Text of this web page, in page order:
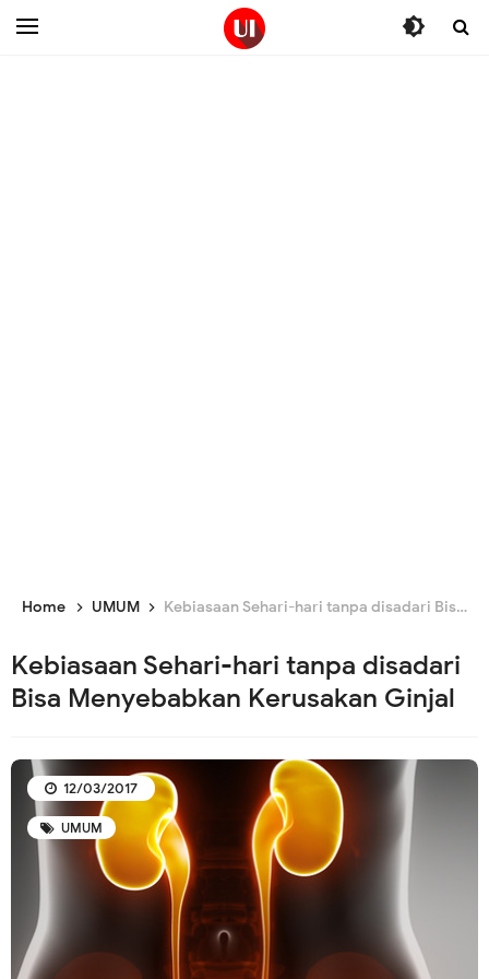
Home UMUM Kebiasaan Sehari-hari tanpa disadari Bisa Menyebabkan Kerusakan Ginjal
Kebiasaan Sehari-hari tanpa disadari
Bisa Menyebabkan Kerusakan Ginjal
UMUM
12/03/2017